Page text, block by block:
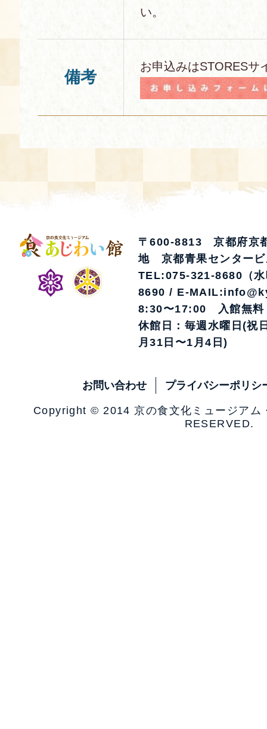
い。
備考
お申込みはSTORESサ
〒600-8813 京都府京
地 京都青果センタービ
TEL:075-321-8680（
8690 / E-
8:30〜17:00 入館無料
休館日：毎週水曜日(祝
月31日〜1月4日)
お問い合わせ プライバシーポリシ
Copyright © 2014 京の食文化ミュージア
RESERVED.